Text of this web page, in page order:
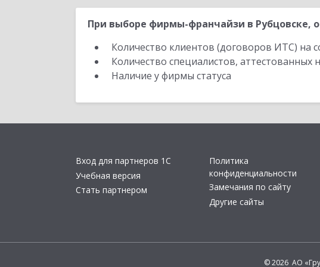
При выборе фирмы-франчайзи в Рубцовске,
Количество клиентов (договоров ИТС) на
Количество специалистов,
Наличие у фирмы статуса
Вход для партнеров 1С
Учебная версия
Стать партнером
Политика
конфиденциальности
Замечания по сайту
Другие сайты
© 2026 АО